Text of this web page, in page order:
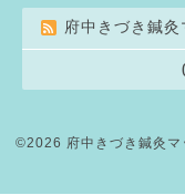
府中きづき鍼
©2026 府中きづき鍼灸